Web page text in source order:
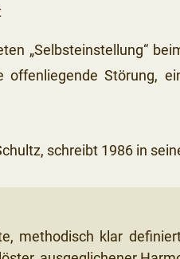
„Selbsteinstellung“
offenliegende Störung,
schreibt 1986 in
methodisch klar